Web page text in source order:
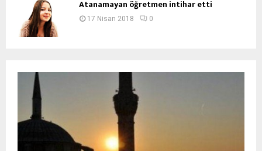
Atanamayan öğretmen intihar etti
17 Nisan 2018 0